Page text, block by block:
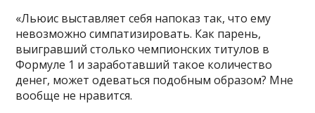
«Льюис выставляет себя напоказ так, что ему
невозможно симпатизировать. Как парень,
выигравший столько чемпионских титулов в
Формуле 1 и заработавший такое количество
денег, может одеваться подобным образом? Мне
вообще не нравится.